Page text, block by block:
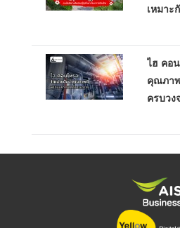
เหมาะ
ไฮ คอ
คุณภา
ครบวง